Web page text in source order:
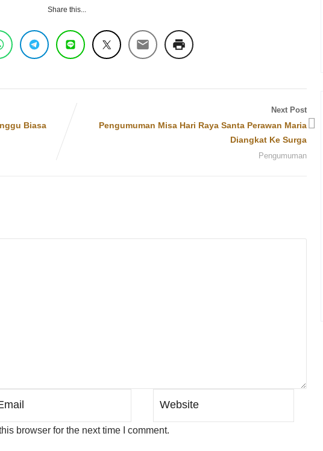
Share this...
Biasa
Next Post
Pengumuman Misa Hari Raya Santa Perawan Maria
Diangkat Ke Surga
Pengumuman
browser for the next time I comment.